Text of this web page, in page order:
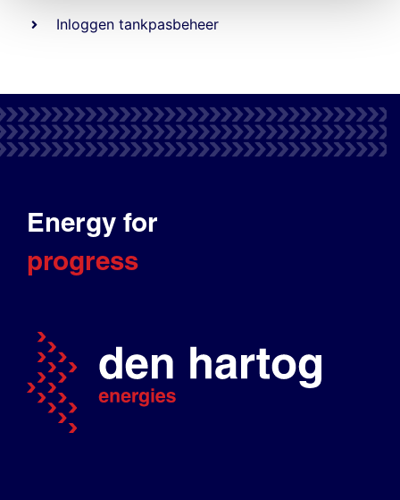
Inloggen tankpasbeheer
Energy for
progress